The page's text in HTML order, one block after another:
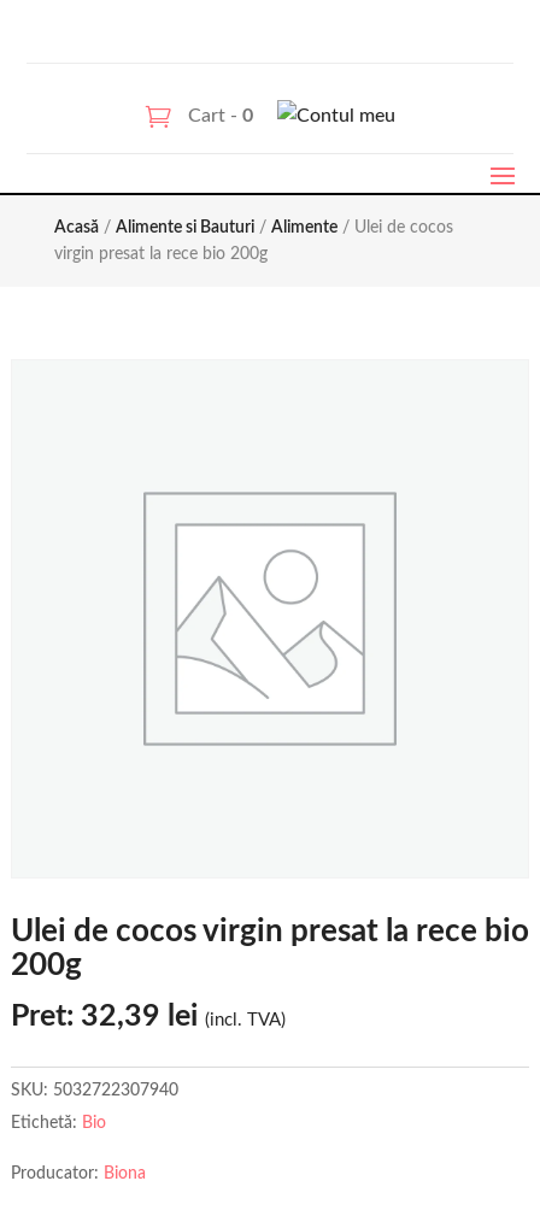
Cart - 0
Acasă/ Alimente si Bauturi/ Alimente/ Ulei de cocos
virgin presat la rece bio 200g
Ulei de cocos virgin presat la rece bio
200g
Pret: 32,39 lei (incl. TVA)
SKU: 5032722307940
Etichetă: Bio
Producator: Biona